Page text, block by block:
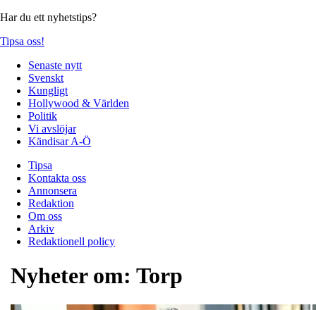
Har du ett nyhetstips?
Tipsa oss!
Senaste nytt
Svenskt
Kungligt
Hollywood & Världen
Politik
Vi avslöjar
Kändisar A-Ö
Tipsa
Kontakta oss
Annonsera
Redaktion
Om oss
Arkiv
Redaktionell policy
Nyheter om: Torp